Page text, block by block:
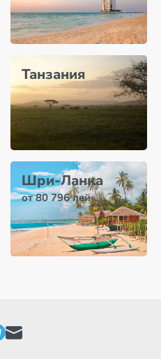
Танзания
Шри-Ланка
от 80 796 лей